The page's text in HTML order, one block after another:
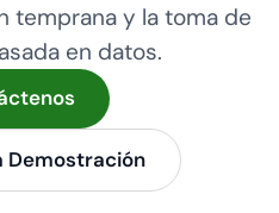
temprana y la toma de
en datos.
Demostración